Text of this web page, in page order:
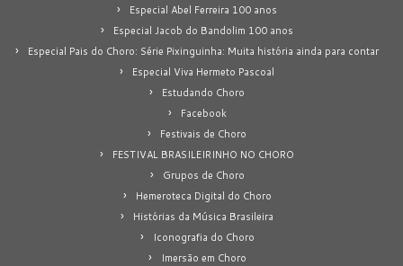
Especial Abel Ferreira 100 anos
Especial Jacob do Bandolim 100 anos
Especial Pais do Choro: Série Pixinguinha: Muita história ainda para contar
Especial Viva Hermeto Pascoal
Estudando Choro
Facebook
Festivais de Choro
FESTIVAL BRASILEIRINHO NO CHORO
Grupos de Choro
Hemeroteca Digital do Choro
Histórias da Música Brasileira
Iconografia do Choro
Imersão em Choro